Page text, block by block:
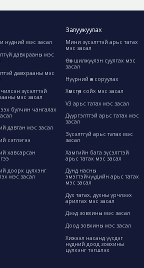
нүдний мэс засал
давхрааны мэс
давхрааны мэс
зүсэлттэй
мэс засал
булчин чангалах
давтан мэс засал
сэтлэгээ
хавсарсан
доорх цүлхэнг
мэс засал
Залуужуулах
Мини зүсэлттэй арьс татах
мэс засал
Өөх шилжүүлэн суулгах мэс
засал
Нүүрний өөх соруулах
Хөмсгөөр сойх мэс засал
V3 арьс татах мэс засал
Дүүргэлттэй арьс татах мэс
засал
Зүсэлтгүй арьс татах мэс
засал
Хамгийн бага зүсэлттэй
арьс татах мэс засал
Дунд насны
эмэгтэйчүүдийн арьс татах
мэс засал
Дух татах, духны үрчлээх
арилгах мэс засал
Дээд зовхины мэс засал
Доод зовхины мэс засал
Хижээл насанд үүсдэг
нүдний доод зовхины
цүлхэнг тэгшлэх